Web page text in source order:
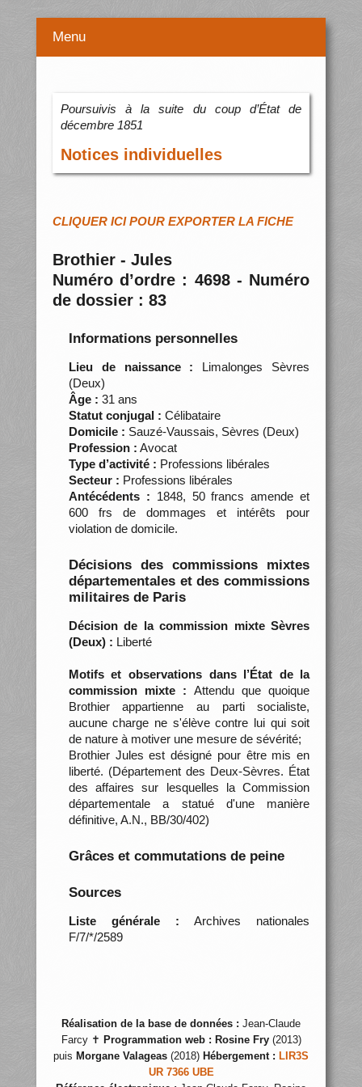
Menu
Poursuivis à la suite du coup d’État de
décembre 1851
Notices individuelles
CLIQUER ICI POUR EXPORTER LA FICHE
Brothier - Jules
Numéro d’ordre : 4698 - Numéro
de dossier : 83
Informations personnelles
Lieu de naissance : Limalonges Sèvres
(Deux)
Âge : 31 ans
Statut conjugal : Célibataire
Domicile : Sauzé-Vaussais, Sèvres (Deux)
Profession : Avocat
Type d’activité : Professions libérales
Secteur : Professions libérales
Antécédents : 1848, 50 francs amende et
600 frs de dommages et intérêts pour
violation de domicile.
Décisions des commissions mixtes
départementales et des commissions
militaires de Paris
Décision de la commission mixte Sèvres
(Deux) : Liberté
Motifs et observations dans l’État de la
commission mixte : Attendu que quoique
Brothier appartienne au parti socialiste,
aucune charge ne s'élève contre lui qui soit
de nature à motiver une mesure de sévérité;
Brothier Jules est désigné pour être mis en
liberté. (Département des Deux-Sèvres. État
des affaires sur lesquelles la Commission
départementale a statué d'une manière
définitive, A.N., BB/30/402)
Grâces et commutations de peine
Sources
Liste générale : Archives nationales
F/7/*/2589
Réalisation de la base de données : Jean-Claude
Farcy ✝ Programmation web : Rosine Fry(2013)
puis Morgane Valageas (2018) Hébergement : LIR3S
UR 7366 UBE